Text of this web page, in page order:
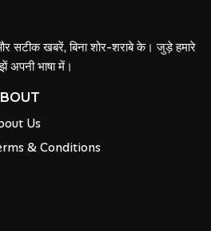
सटीक खबरें, बिना शोर-शराबे के। जुड़े हमारे
भाषा में।
Us
& Conditions